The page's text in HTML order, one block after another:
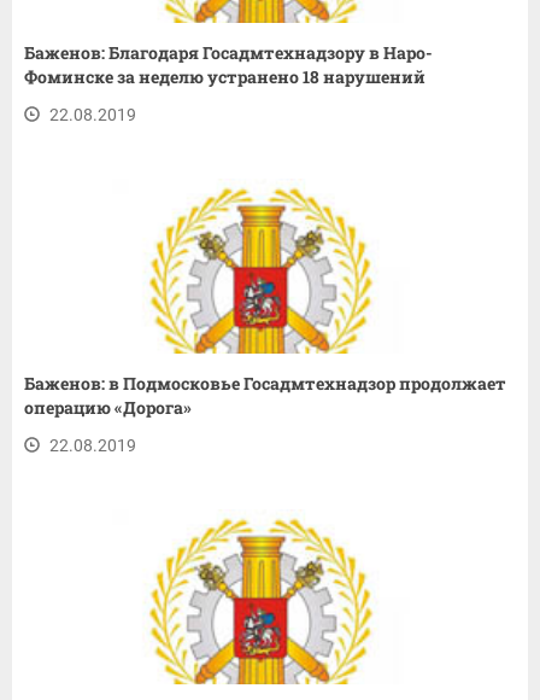
Баженов: Благодаря Госадмтехнадзору в Наро-
Фоминске за неделю устранено 18 нарушений
22.08.2019
Баженов: в Подмосковье Госадмтехнадзор продолжает
операцию «Дорога»
22.08.2019